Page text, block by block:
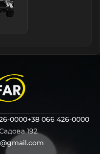
0000+38 066 426-0000
192